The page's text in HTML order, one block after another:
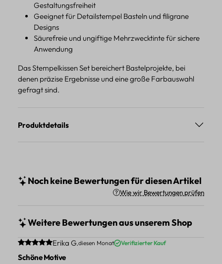
Gestaltungsfreiheit
Geeignet für Detailstempel Basteln und filigrane
Designs
Säurefreie und ungiftige Mehrzwecktinte für sichere
Anwendung
Das Stempelkissen Set bereichert Bastelprojekte, bei
denen präzise Ergebnisse und eine große Farbauswahl
gefragt sind.
Produktdetails
Noch keine Bewertungen für diesen Artikel
Wie wir Bewertungen prüfen
Weitere Bewertungen aus unserem Shop
Durchschnittliche Bewertung von 5 von 5 Sternen
Erika G.diesen Monat Verifizierter Kauf
Schöne Motive